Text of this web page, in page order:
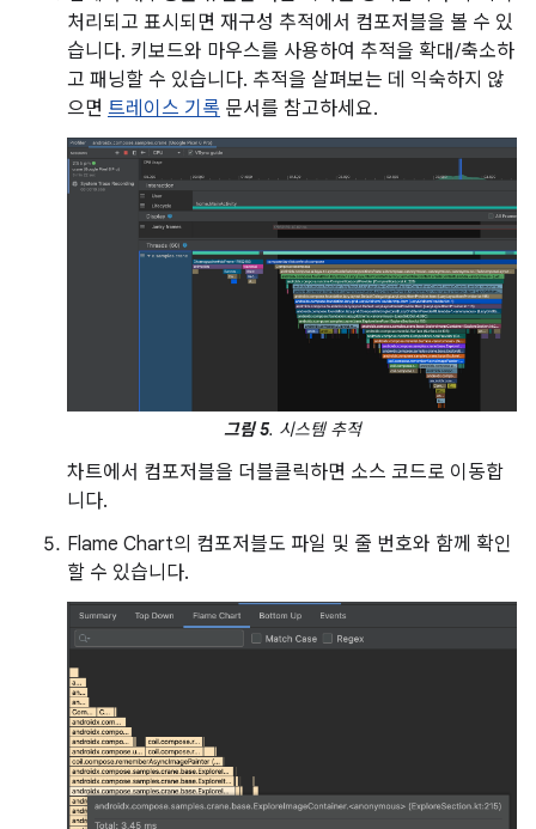
처리되고 표시되면 재구성 추적에서 컴포저블을 볼 수 있
습니다. 키보드와 마우스를 사용하여 추적을 확대/축소하
고 패닝할 수 있습니다. 추적을 살펴보는 데 익숙하지 않
으면 트레이스 기록 문서를 참고하세요.
그림 5. 시스템 추적
차트에서 컴포저블을 더블클릭하면 소스 코드로 이동합
니다.
Flame Chart의 컴포저블도 파일 및 줄 번호와 함께 확인
할 수 있습니다.